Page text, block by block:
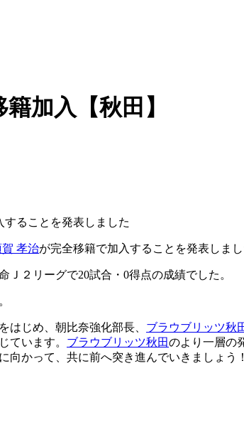
加入【秋田】
ることを発表しました
孝治が完全移籍で加入することを発表しまし
２リーグで20試合・0得点の成績でした。
はじめ、朝比奈強化部長、 ブラウブリッツ秋
ています。 ブラウブリッツ秋田のより一層の
かって、共に前へ突き進んでいきましょう